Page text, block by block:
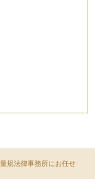
規法律事務所にお任せ